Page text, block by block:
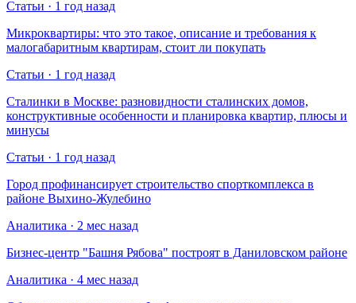
Статьи · 1 год назад
Микроквартиры: что это такое, описание и требования к
малогабаритным квартирам, стоит ли покупать
Статьи · 1 год назад
Сталинки в Москве: разновидности сталинских домов,
конструктивные особенности и планировка квартир, плюсы и
минусы
Статьи · 1 год назад
Город профинансирует строительство спорткомплекса в
районе Выхино-Жулебино
Аналитика · 2 мес назад
Бизнес-центр "Башня Рябова" построят в Даниловском районе
Аналитика · 4 мес назад